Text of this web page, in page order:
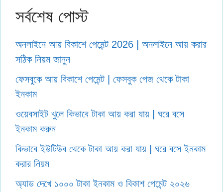
সর্বশেষ পোস্ট
অনলাইনে আয় বিকাশে পেমেন্ট 2026 | অনলাইনে আয় করার
সঠিক নিয়ম জানুন
ফেসবুকে আয় বিকাশে পেমেন্ট | ফেসবুক পেজ থেকে টাকা
ইনকাম
ওয়েবসাইট খুলে কিভাবে টাকা আয় করা যায় | ঘরে বসে
ইনকাম করুন
কিভাবে ইউটিউব থেকে টাকা আয় করা যায় | ঘরে বসে ইনকাম
করার নিয়ম
অ্যাড দেখে ১০০০ টাকা ইনকাম ও বিকাশ পেমেন্ট ২০২৬